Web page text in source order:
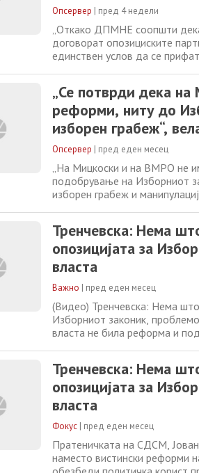
Опсервер | пред 4 недели
„Откако ДПМНЕ соопшти
договорат опозициските
единствен услов да се
програмска определба и
„Се потврди дека
реформи, ниту до
изборен грабеж“,
Опсервер | пред еден месец
„На Мицкоски и на ВМРО не
подобрување на Изборниот
изборен грабеж и
„Нели седнаа заедно со
Тренчевска: Нема
опозицијата за
власта
Важно | пред еден месец
(Видео) Тренчевска: Нема
Изборниот законик,
власта не била реформа и
намерата на власта не беше
Тренчевска: Нема
опозицијата за
власта
Фокус | пред еден месец
Пратеничката на СДСМ,
наместо вистински реформи